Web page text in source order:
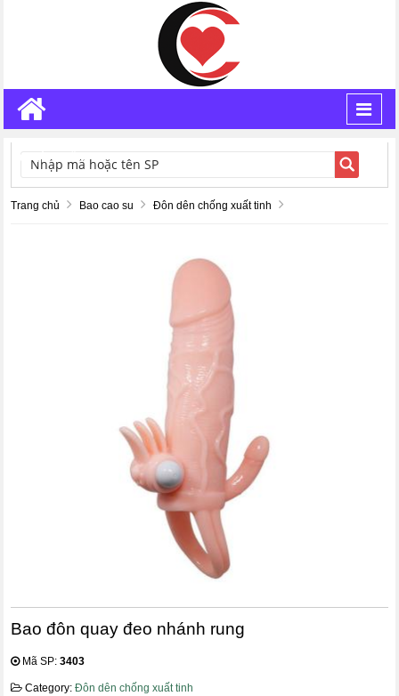
TÌM KIẾM
Trang chủ Bao cao su Đôn dên chống xuất tinh
Bao đôn quay đeo nhánh rung
Mã SP:3403
Category:Đôn dên chống xuất tinh